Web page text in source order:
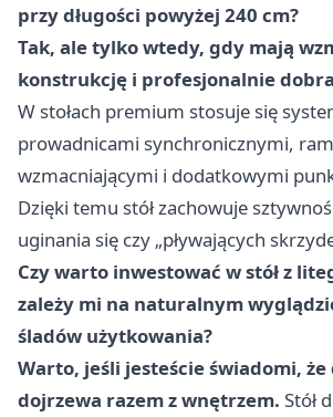
przy długości powyżej 240 cm?
Tak, ale tylko wtedy, gdy mają
konstrukcję i profesjonalnie
W stołach premium stosuje się
prowadnicami synchronicznymi,
wzmacniającymi i dodatkowymi
Dzięki temu stół zachowuje
uginania się czy „pływających
Czy warto inwestować w stół z
zależy mi na naturalnym
śladów użytkowania?
Warto, jeśli jesteście świadomi,
dojrzewa razem z wnętrzem. Stół